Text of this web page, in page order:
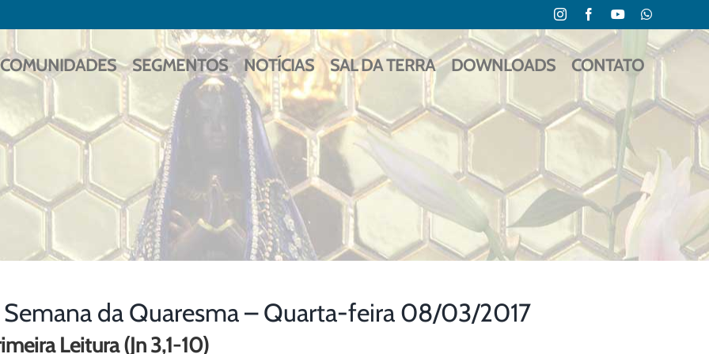
InstagramFacebookYouTubeWhatsApp
COMUNIDADES SEGMENTOS NOTÍCIAS SAL DA TERRA DOWNLOADS CONTATO
Semana da Quaresma – Quarta-feira 08/03/2017
Leitura (Jn 3,1-10)